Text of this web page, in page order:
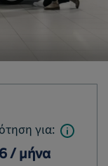
για:
/ μήνα